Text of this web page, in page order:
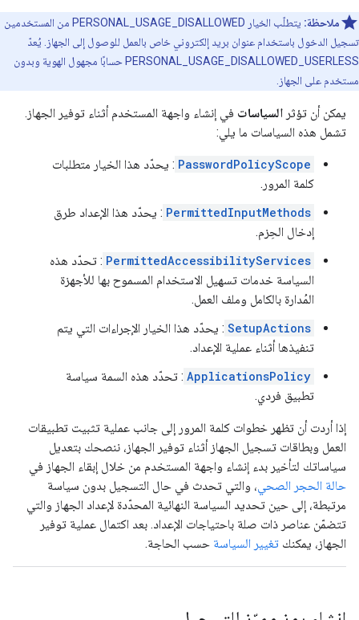
ملاحظة:
يتطلّب الخيار PERSONAL_USAGE_DISALLOWED من المستخدمين
تسجيل الدخول باستخدام عنوان بريد إلكتروني خاص بالعمل للوصول إلى الجهاز. يُعدّ
PERSONAL_USAGE_DISALLOWED_USERLESS حسابًا مجهول الهوية وبدون
مستخدم على الجهاز.
يمكن أن تؤثر السياسات في إنشاء واجهة المستخدم أثناء توفير الجهاز.
تشمل هذه السياسات ما يلي:
PasswordPolicyScope : يحدّد هذا الخيار متطلبات
كلمة المرور.
PermittedInputMethods : يحدّد هذا الإعداد طرق
إدخال الحِزم.
PermittedAccessibilityServices : تحدّد هذه
السياسة خدمات تسهيل الاستخدام المسموح بها للأجهزة
المُدارة بالكامل وملف العمل.
SetupActions : يحدّد هذا الخيار الإجراءات التي يتم
تنفيذها أثناء عملية الإعداد.
ApplicationsPolicy : تحدّد هذه السمة سياسة
تطبيق فردي.
إذا أردت أن تظهر خطوات كلمة المرور إلى جانب عملية تثبيت تطبيقات
العمل وبطاقات تسجيل الجهاز أثناء توفير الجهاز، ننصحك بتعديل
سياساتك لتأخير بدء إنشاء واجهة المستخدم من خلال إبقاء الجهاز في
حالة الحجر الصحي، والتي تحدث في حال التسجيل بدون سياسة
مرتبطة، إلى حين تحديد السياسة النهائية المحدّدة لإعداد الجهاز والتي
تتضمّن عناصر ذات صلة باحتياجات الإعداد. بعد اكتمال عملية توفير
الجهاز، يمكنك تغيير السياسة حسب الحاجة.